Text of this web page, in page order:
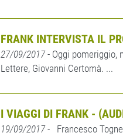
FRANK INTERVISTA IL
27/09/2017- Oggi pomeriggio,
Lettere, Giovanni Certomà. ...
I VIAGGI DI FRANK -
19/09/2017- Francesco